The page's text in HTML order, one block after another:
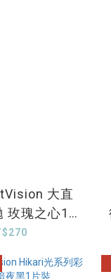
大直
玫瑰之心10
裝